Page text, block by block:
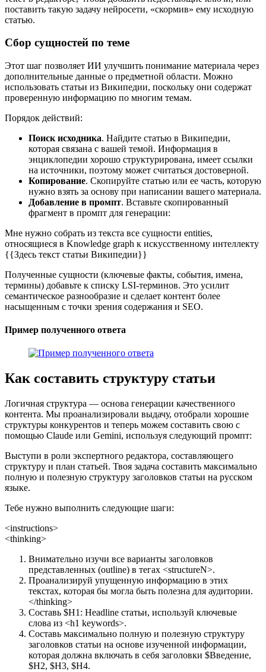
поставить такую задачу нейросети, «скормив» ему исходную
статью.
Сбор сущностей по теме
Этот шаг позволяет ИИ улучшить понимание материала через
дополнительные данные о предметной области. Можно
использовать статьи из Википедии, поскольку они содержат
проверенную информацию по многим темам.
Порядок действий:
Поиск исходника. Найдите статью в Википедии,
которая связана с вашей темой. Информация в
энциклопедии хорошо структурирована, имеет ссылки
на источники, поэтому может считаться достоверной.
Копирование. Скопируйте статью или ее часть, которую
нужно взять за основу при написании вашего материала.
Добавление в промпт. Вставьте скопированный
фрагмент в промпт для генерации:
Мне нужно собрать из текста все сущности entities,
относящиеся в Knowledge graph к искусственному интеллекту
{{Здесь текст статьи Википедии}}
Полученные сущности (ключевые факты, события, имена,
термины) добавьте к списку LSI-терминов. Это усилит
семантическое разнообразие и сделает контент более
насыщенным с точки зрения содержания и SEO.
Пример полученного ответа
Как составить структуру статьи
Логичная структура — основа генерации качественного
контента. Мы проанализировали выдачу, отобрали хорошие
структуры конкурентов и теперь можем составить свою с
помощью Claude или Gemini, используя следующий промпт:
Выступи в роли экспертного редактора, составляющего
структуру и план статьей. Твоя задача составить максимально
полную и полезную структуру заголовков статьи на русском
языке.
Тебе нужно выполнить следующие шаги:
<instructions>
<thinking>
Внимательно изучи все варианты заголовков
представленных (outline) в тегах <structureN>.
Проанализируй упущенную информацию в этих
текстах, которая бы могла быть полезна для аудитории.
</thinking>
Составь $H1: Headline статьи, используй ключевые
слова из <h1 keywords>.
Составь максимально полную и полезную структуру
заголовков статьи на основе изученной информации,
которая должна включать в себя заголовки $Введение,
$H2, $H3, $H4.